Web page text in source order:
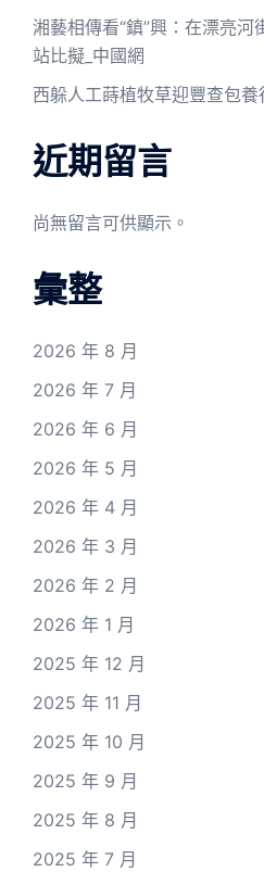
湘藝相傳看“鎮”興：在漂亮
站比擬_中國網
西躲人工蒔植牧草迎豐查包養
近期留言
尚無留言可供顯示。
彙整
2026 年 8 月
2026 年 7 月
2026 年 6 月
2026 年 5 月
2026 年 4 月
2026 年 3 月
2026 年 2 月
2026 年 1 月
2025 年 12 月
2025 年 11 月
2025 年 10 月
2025 年 9 月
2025 年 8 月
2025 年 7 月